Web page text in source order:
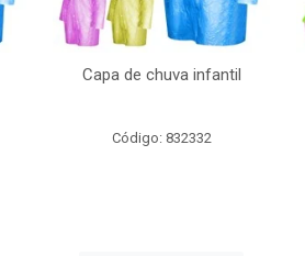
Capa de chuva infantil
Código: 832332